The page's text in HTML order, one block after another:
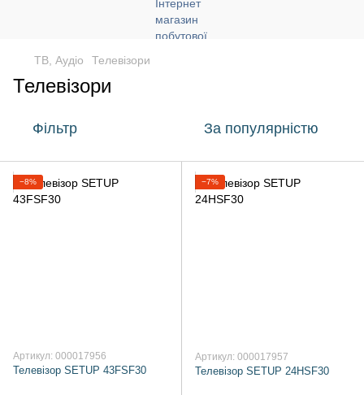
ТВ, Аудіо Телевізори
Телевізори
Фільтр За популярністю
−8%
Артикул: 000017956
Телевізор SETUP 43FSF30
−7%
Артикул: 000017957
Телевізор SETUP 24HSF30